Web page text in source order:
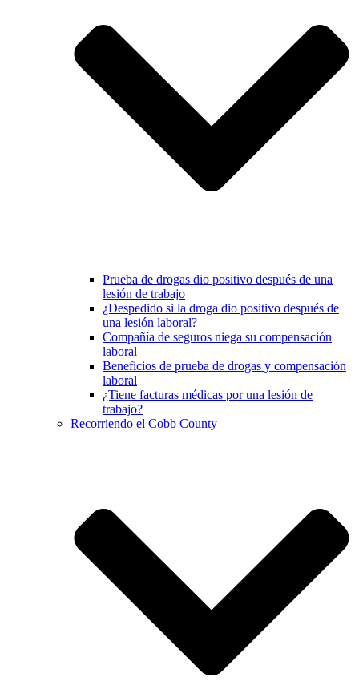
Prueba de drogas dio positivo después de una
lesión de trabajo
¿Despedido si la droga dio positivo después de
una lesión laboral?
Compañía de seguros niega su compensación
laboral
Beneficios de prueba de drogas y compensación
laboral
¿Tiene facturas médicas por una lesión de
trabajo?
Recorriendo el Cobb County